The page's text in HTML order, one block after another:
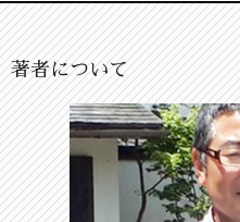
著者について